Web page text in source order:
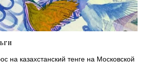
на казахстанский тенге на Московской